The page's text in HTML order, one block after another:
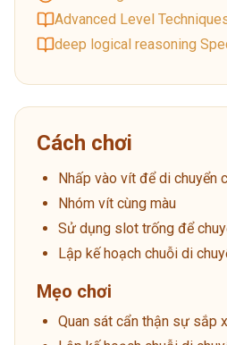
Advanced Level
deep logical reasoning
Cách chơi
Nhấp vào vít để di chuyển
Nhóm vít cùng màu
Sử dụng slot trống để
Lập kế hoạch chuỗi di
Mẹo chơi
Quan sát cẩn thận sự sắp